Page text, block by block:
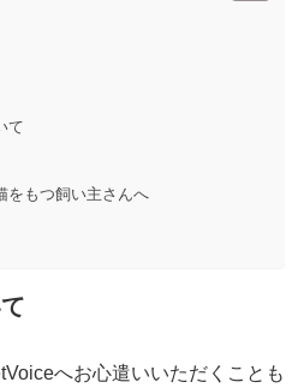
て
をもつ飼い主さんへ
へお心遣いいただくことも